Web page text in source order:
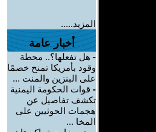
المزيد.....
أخبار عامة
- هل تفعلها؟.. محطة
وقود بأمريكا تمنح خصمًا
على البنزين والمنت ...
- قوات الحكومة اليمنية
تكشف تفاصيل عن
هجمات الحوثيين على
المخا ...